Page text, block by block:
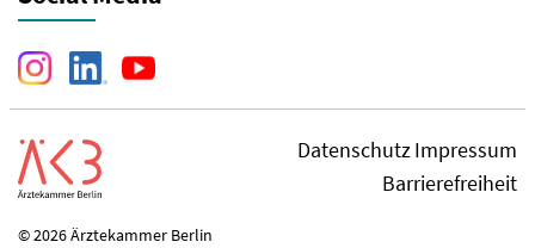
DatenschutzImpressum
Barrierefreiheit
© 2026 Ärztekammer Berlin